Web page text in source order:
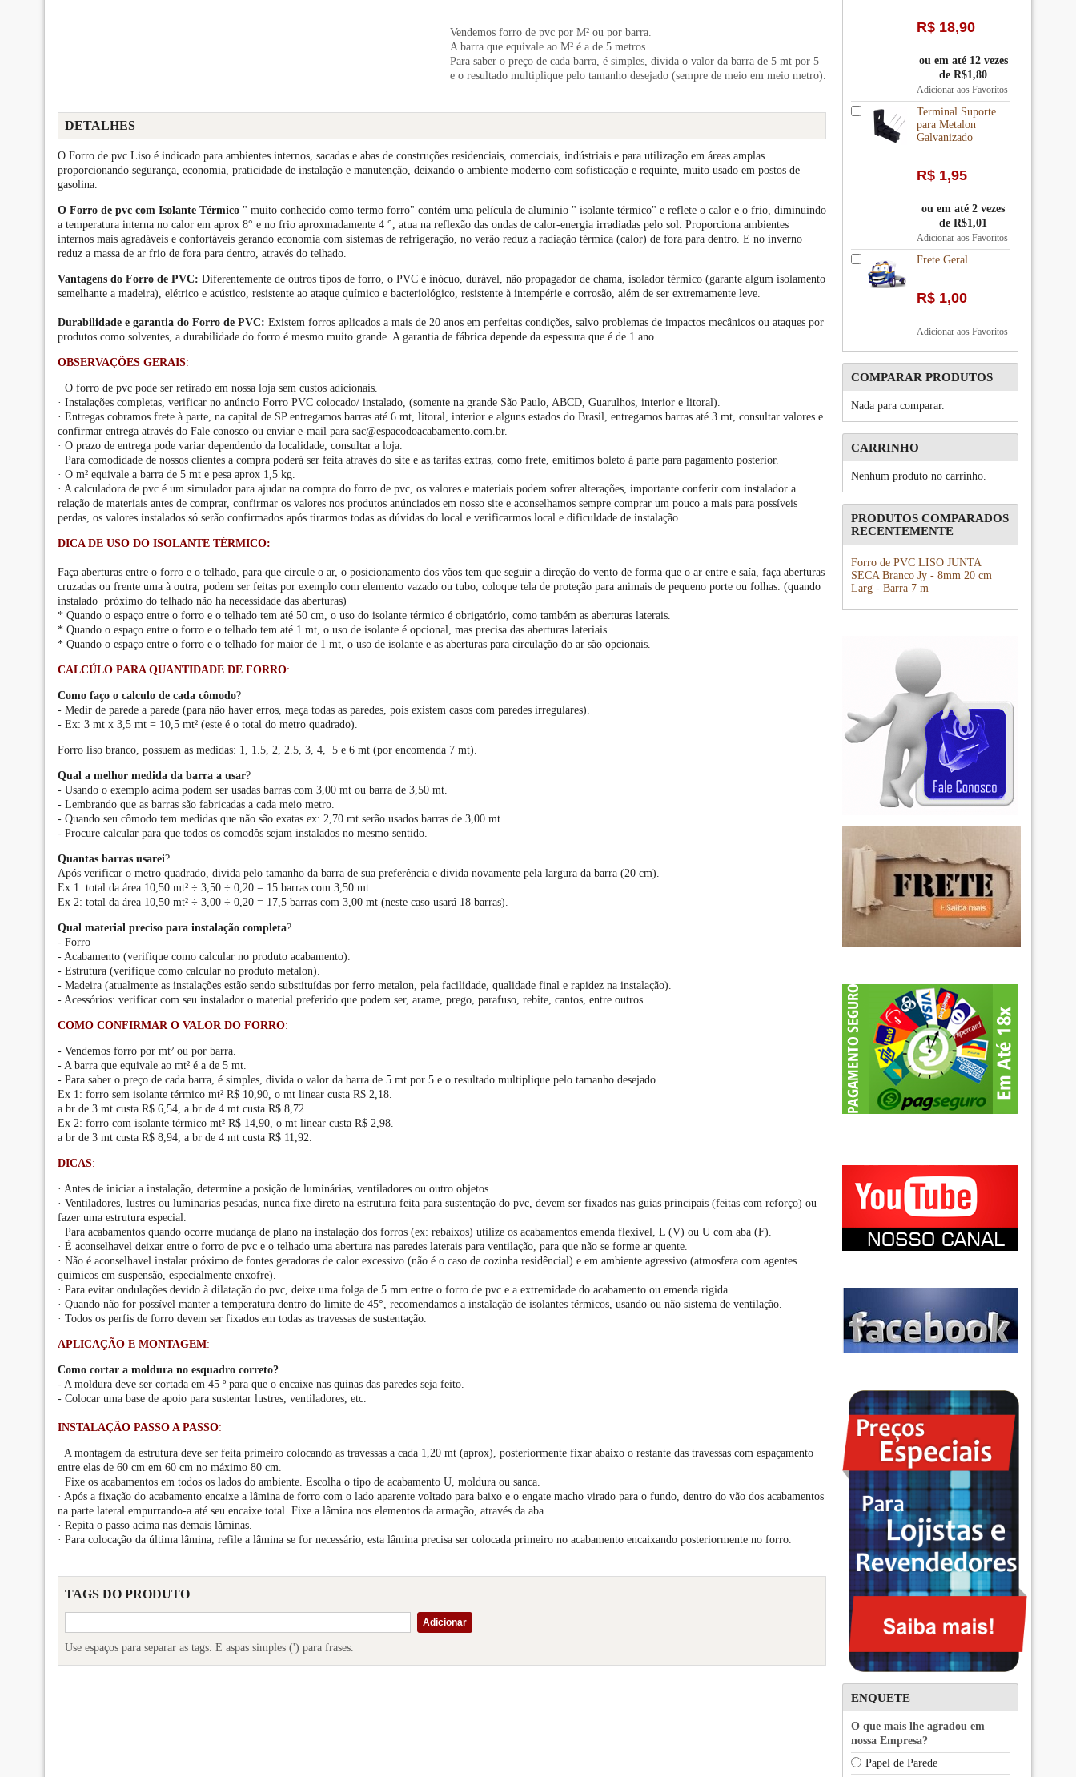
Vendemos forro de pvc por M² ou por barra.
A barra que equivale ao M² é a de 5 metros.
Para saber o preço de cada barra, é simples, divida o valor da barra de 5 mt por 5
e o resultado multiplique pelo tamanho desejado (sempre de meio em meio metro).
DETALHES
O Forro de pvc Liso é indicado para ambientes internos, sacadas e abas de construções residenciais, comerciais, indústriais e para utilização em áreas amplas
proporcionando segurança, economia, praticidade de instalação e manutenção, deixando o ambiente moderno com sofisticação e requinte, muito usado em postos de
gasolina.
O Forro de pvc com Isolante Térmico " muito conhecido como termo forro" contém uma película de aluminio " isolante térmico" e reflete o calor e o frio, diminuindo
a temperatura interna no calor em aprox 8° e no frio aproxmadamente 4 °, atua na reflexão das ondas de calor-energia irradiadas pelo sol. Proporciona ambientes
internos mais agradáveis e confortáveis gerando economia com sistemas de refrigeração, no verão reduz a radiação térmica (calor) de fora para dentro. E no inverno
reduz a massa de ar frio de fora para dentro, através do telhado.
Vantagens do Forro de PVC: Diferentemente de outros tipos de forro, o PVC é inócuo, durável, não propagador de chama, isolador térmico (garante algum isolamento
semelhante a madeira), elétrico e acústico, resistente ao ataque químico e bacteriológico, resistente à intempérie e corrosão, além de ser extremamente leve.
Durabilidade e garantia do Forro de PVC: Existem forros aplicados a mais de 20 anos em perfeitas condições, salvo problemas de impactos mecânicos ou ataques por
produtos como solventes, a durabilidade do forro é mesmo muito grande. A garantia de fábrica depende da espessura que é de 1 ano.
OBSERVAÇÕES GERAIS:
· O forro de pvc pode ser retirado em nossa loja sem custos adicionais.
· Instalações completas, verificar no anúncio Forro PVC colocado/ instalado, (somente na grande São Paulo, ABCD, Guarulhos, interior e litoral).
· Entregas cobramos frete à parte, na capital de SP entregamos barras até 6 mt, litoral, interior e alguns estados do Brasil, entregamos barras até 3 mt, consultar valores e
confirmar entrega através do Fale conosco ou enviar e-mail para sac@espacodoacabamento.com.br.
· O prazo de entrega pode variar dependendo da localidade, consultar a loja.
· Para comodidade de nossos clientes a compra poderá ser feita através do site e as tarifas extras, como frete, emitimos boleto á parte para pagamento posterior.
· O m² equivale a barra de 5 mt e pesa aprox 1,5 kg.
· A calculadora de pvc é um simulador para ajudar na compra do forro de pvc, os valores e materiais podem sofrer alterações, importante conferir com instalador a
relação de materiais antes de comprar, confirmar os valores nos produtos anúnciados em nosso site e aconselhamos sempre comprar um pouco a mais para possíveis
perdas, os valores instalados só serão confirmados após tirarmos todas as dúvidas do local e verificarmos local e dificuldade de instalação.
DICA DE USO DO ISOLANTE TÉRMICO:
Faça aberturas entre o forro e o telhado, para que circule o ar, o posicionamento dos vãos tem que seguir a direção do vento de forma que o ar entre e saía, faça aberturas
cruzadas ou frente uma à outra, podem ser feitas por exemplo com elemento vazado ou tubo, coloque tela de proteção para animais de pequeno porte ou folhas. (quando
instalado próximo do telhado não ha necessidade das aberturas)
* Quando o espaço entre o forro e o telhado tem até 50 cm, o uso do isolante térmico é obrigatório, como também as aberturas laterais.
* Quando o espaço entre o forro e o telhado tem até 1 mt, o uso de isolante é opcional, mas precisa das aberturas lateriais.
* Quando o espaço entre o forro e o telhado for maior de 1 mt, o uso de isolante e as aberturas para circulação do ar são opcionais.
CALCÚLO PARA QUANTIDADE DE FORRO:
Como faço o calculo de cada cômodo?
- Medir de parede a parede (para não haver erros, meça todas as paredes, pois existem casos com paredes irregulares).
- Ex: 3 mt x 3,5 mt = 10,5 mt² (este é o total do metro quadrado).
Forro liso branco, possuem as medidas: 1, 1.5, 2, 2.5, 3, 4, 5 e 6 mt (por encomenda 7 mt).
Qual a melhor medida da barra a usar?
- Usando o exemplo acima podem ser usadas barras com 3,00 mt ou barra de 3,50 mt.
- Lembrando que as barras são fabricadas a cada meio metro.
- Quando seu cômodo tem medidas que não são exatas ex: 2,70 mt serão usados barras de 3,00 mt.
- Procure calcular para que todos os comodôs sejam instalados no mesmo sentido.
Quantas barras usarei?
Após verificar o metro quadrado, divida pelo tamanho da barra de sua preferência e divida novamente pela largura da barra (20 cm).
Ex 1: total da área 10,50 mt² ÷ 3,50 ÷ 0,20 = 15 barras com 3,50 mt.
Ex 2: total da área 10,50 mt² ÷ 3,00 ÷ 0,20 = 17,5 barras com 3,00 mt (neste caso usará 18 barras).
Qual material preciso para instalação completa?
- Forro
- Acabamento (verifique como calcular no produto acabamento).
- Estrutura (verifique como calcular no produto metalon).
- Madeira (atualmente as instalações estão sendo substituídas por ferro metalon, pela facilidade, qualidade final e rapidez na instalação).
- Acessórios: verificar com seu instalador o material preferido que podem ser, arame, prego, parafuso, rebite, cantos, entre outros.
COMO CONFIRMAR O VALOR DO FORRO:
- Vendemos forro por mt² ou por barra.
- A barra que equivale ao mt² é a de 5 mt.
- Para saber o preço de cada barra, é simples, divida o valor da barra de 5 mt por 5 e o resultado multiplique pelo tamanho desejado.
Ex 1: forro sem isolante térmico mt² R$ 10,90, o mt linear custa R$ 2,18.
a br de 3 mt custa R$ 6,54, a br de 4 mt custa R$ 8,72.
Ex 2: forro com isolante térmico mt² R$ 14,90, o mt linear custa R$ 2,98.
a br de 3 mt custa R$ 8,94, a br de 4 mt custa R$ 11,92.
DICAS:
· Antes de iniciar a instalação, determine a posição de luminárias, ventiladores ou outro objetos.
· Ventiladores, lustres ou luminarias pesadas, nunca fixe direto na estrutura feita para sustentação do pvc, devem ser fixados nas guias principais (feitas com reforço) ou
fazer uma estrutura especial.
· Para acabamentos quando ocorre mudança de plano na instalação dos forros (ex: rebaixos) utilize os acabamentos emenda flexivel, L (V) ou U com aba (F).
· È aconselhavel deixar entre o forro de pvc e o telhado uma abertura nas paredes laterais para ventilação, para que não se forme ar quente.
· Não é aconselhavel instalar próximo de fontes geradoras de calor excessivo (não é o caso de cozinha residêncial) e em ambiente agressivo (atmosfera com agentes
quimicos em suspensão, especialmente enxofre).
· Para evitar ondulações devido à dilatação do pvc, deixe uma folga de 5 mm entre o forro de pvc e a extremidade do acabamento ou emenda rigida.
· Quando não for possível manter a temperatura dentro do limite de 45°, recomendamos a instalação de isolantes térmicos, usando ou não sistema de ventilação.
· Todos os perfis de forro devem ser fixados em todas as travessas de sustentação.
APLICAÇÃO E MONTAGEM:
Como cortar a moldura no esquadro correto?
- A moldura deve ser cortada em 45 º para que o encaixe nas quinas das paredes seja feito.
- Colocar uma base de apoio para sustentar lustres, ventiladores, etc.
INSTALAÇÃO PASSO A PASSO:
· A montagem da estrutura deve ser feita primeiro colocando as travessas a cada 1,20 mt (aprox), posteriormente fixar abaixo o restante das travessas com espaçamento
entre elas de 60 cm em 60 cm no máximo 80 cm.
· Fixe os acabamentos em todos os lados do ambiente. Escolha o tipo de acabamento U, moldura ou sanca.
· Após a fixação do acabamento encaixe a lâmina de forro com o lado aparente voltado para baixo e o engate macho virado para o fundo, dentro do vão dos acabamentos
na parte lateral empurrando-a até seu encaixe total. Fixe a lâmina nos elementos da armação, através da aba.
· Repita o passo acima nas demais lâminas.
· Para colocação da última lâmina, refile a lâmina se for necessário, esta lâmina precisa ser colocada primeiro no acabamento encaixando posteriormente no forro.
TAGS DO PRODUTO
Adicionar
Use espaços para separar as tags. E aspas simples (') para frases.
R$ 18,90
ou em até 12 vezes
de R$1,80
Adicionar aos Favoritos
Terminal Suporte
para Metalon
Galvanizado
R$ 1,95
ou em até 2 vezes
de R$1,01
Adicionar aos Favoritos
Frete Geral
R$ 1,00
Adicionar aos Favoritos
COMPARAR PRODUTOS
Nada para comparar.
CARRINHO
Nenhum produto no carrinho.
PRODUTOS COMPARADOS
RECENTEMENTE
Forro de PVC LISO JUNTA
SECA Branco Jy - 8mm 20 cm
Larg - Barra 7 m
ENQUETE
O que mais lhe agradou em
nossa Empresa?
Papel de Parede